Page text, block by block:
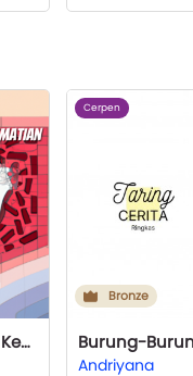
Berlari dari Kematian
Cerpen
Bronze
Andriyana